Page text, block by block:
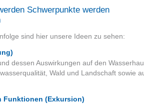
Schwerpunkte werden
sind hier unsere Ideen zu sehen:
dessen Auswirkungen auf den
Wald und Landschaft sowie
Funktionen (Exkursion)